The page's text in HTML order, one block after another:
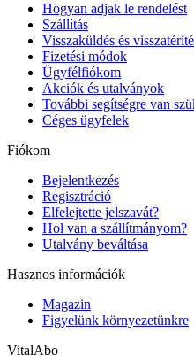
Hogyan adjak le rendelést
Szállítás
Visszaküldés és
Fizetési módok
Ügyfélfiókom
Akciók és utalványok
További segítségre van
Céges ügyfelek
Fiókom
Bejelentkezés
Regisztráció
Elfelejtette jelszavát?
Hol van a szállítmányom?
Utalvány beváltása
Hasznos információk
Magazin
Figyelünk környezetünkre
VitalAbo